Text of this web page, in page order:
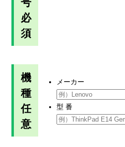
必
須
機
種
任
意
メーカー
型 番